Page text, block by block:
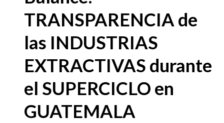
TRANSPARENCIA de
las INDUSTRIAS
EXTRACTIVAS durante
el SUPERCICLO en
GUATEMALA